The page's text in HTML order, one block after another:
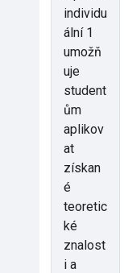
individu
ální 1
umožň
uje
student
ům
aplikov
at
získan
é
teoretic
ké
znalost
i a